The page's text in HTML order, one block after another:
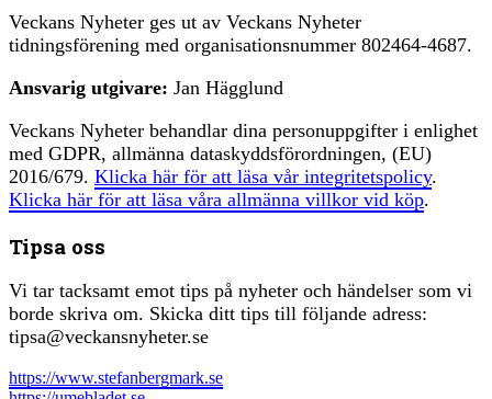
Veckans Nyheter ges ut av Veckans Nyheter
tidningsförening med organisationsnummer 802464-4687.
Ansvarig utgivare: Jan Hägglund
Veckans Nyheter behandlar dina personuppgifter i enlighet
med GDPR, allmänna dataskyddsförordningen, (EU)
2016/679. Klicka här för att läsa vår integritetspolicy.
Klicka här för att läsa våra allmänna villkor vid köp.
Tipsa oss
Vi tar tacksamt emot tips på nyheter och händelser som vi
borde skriva om. Skicka ditt tips till följande adress:
tipsa@veckansnyheter.se
https://www.stefanbergmark.se